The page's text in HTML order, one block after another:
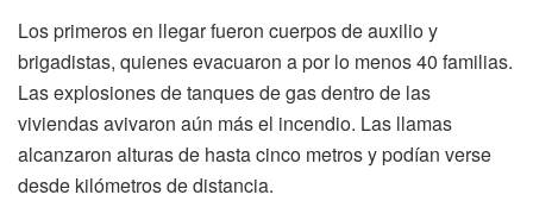
Los primeros en llegar fueron cuerpos de auxilio y
brigadistas, quienes evacuaron a por lo menos 40 familias.
Las explosiones de tanques de gas dentro de las
viviendas avivaron aún más el incendio. Las llamas
alcanzaron alturas de hasta cinco metros y podían verse
desde kilómetros de distancia.